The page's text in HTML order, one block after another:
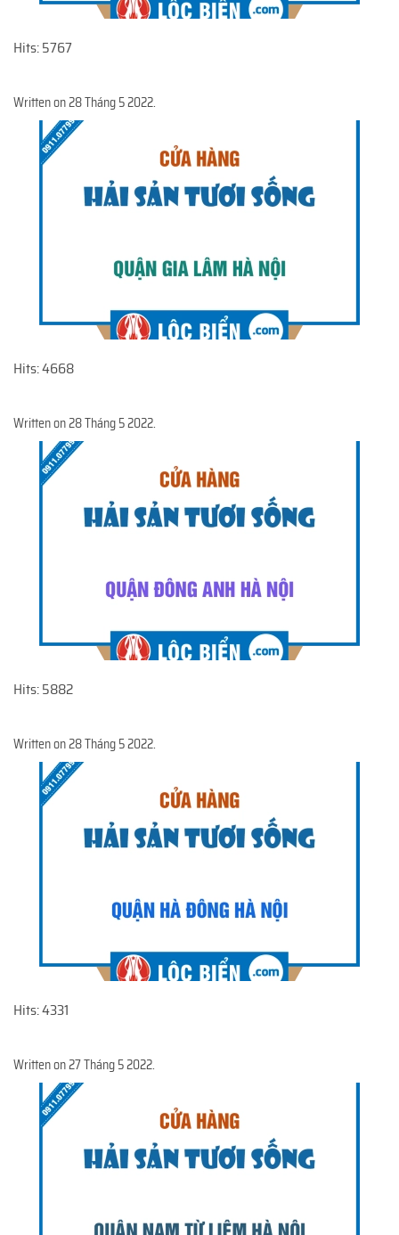
Hits: 5767
Written on28 Tháng 5 2022.
Hits: 4668
Written on28 Tháng 5 2022.
Hits: 5882
Written on28 Tháng 5 2022.
Hits: 4331
Written on27 Tháng 5 2022.